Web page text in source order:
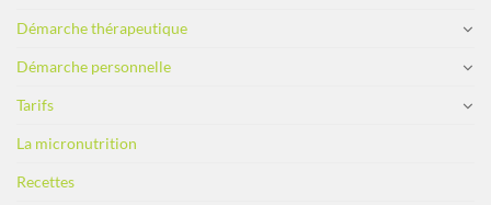
Démarche thérapeutique
Démarche personnelle
Tarifs
La micronutrition
Recettes